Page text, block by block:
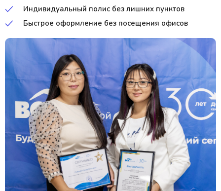
Индивидуальный полис без лишних пунктов
Быстрое оформление без посещения офисов